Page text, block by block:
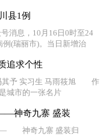
县1例
消息，10月16日0时至24
(瑞丽市)。当日新增治
追求个性
予 实习生 马雨筱旭 作
城市的一张名片
神奇九寨 盛装
神奇九寨 盛装归